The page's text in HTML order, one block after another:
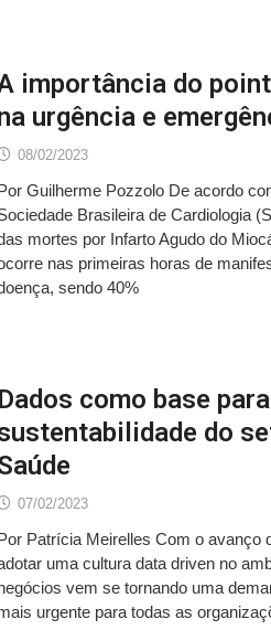
importância do
urgência e
08/02/2023
Guilherme Pozzolo De acordo
Brasileira de Cardiologia
mortes por Infarto Agudo do
nas primeiras horas de
sendo 40%
Dados como base para
do
07/02/2023
Patrícia Meirelles Com o avanço
uma cultura data driven no
vem se tornando uma
urgente para todas as